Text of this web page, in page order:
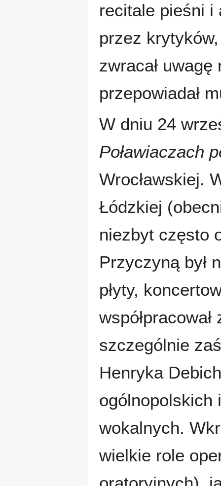
recitale pieśni i
przez
zwracał uwagę
przepowiadał
W dniu 24
Poławiaczach
Wrocławskiej.
Łódzkiej
niezbyt często
Przyczyną był
płyty,
szczególnie
Henryka
ogólnopolskich
wokalnych.
wielkie role